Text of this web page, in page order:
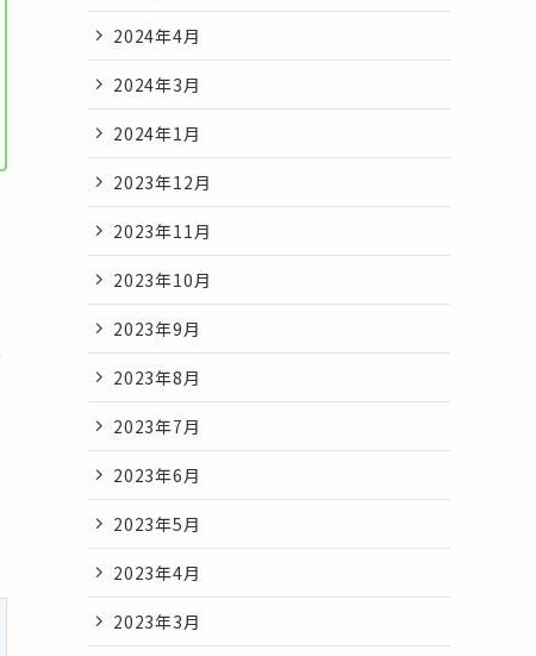
2024年4月
2024年3月
2024年1月
2023年12月
2023年11月
2023年10月
2023年9月
2023年8月
2023年7月
2023年6月
2023年5月
2023年4月
2023年3月